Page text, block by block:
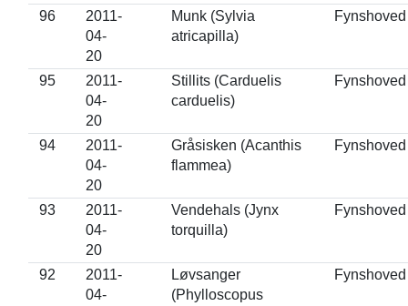
96
2011-
04-
20
Munk (Sylvia
atricapilla)
Fynshoved
95
2011-
04-
20
Stillits (Carduelis
carduelis)
Fynshoved
94
2011-
04-
20
Gråsisken (Acanthis
flammea)
Fynshoved
93
2011-
04-
20
Vendehals (Jynx
torquilla)
Fynshoved
92
2011-
04-
Løvsanger
(Phylloscopus
Fynshoved